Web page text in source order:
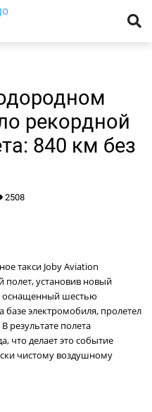
рекордной
840 км без
2508
такси Joby Aviation
установив новый
оснащенный шестью
электромобиля, пролетел
результате полета
что делает это событие
чистому воздушному